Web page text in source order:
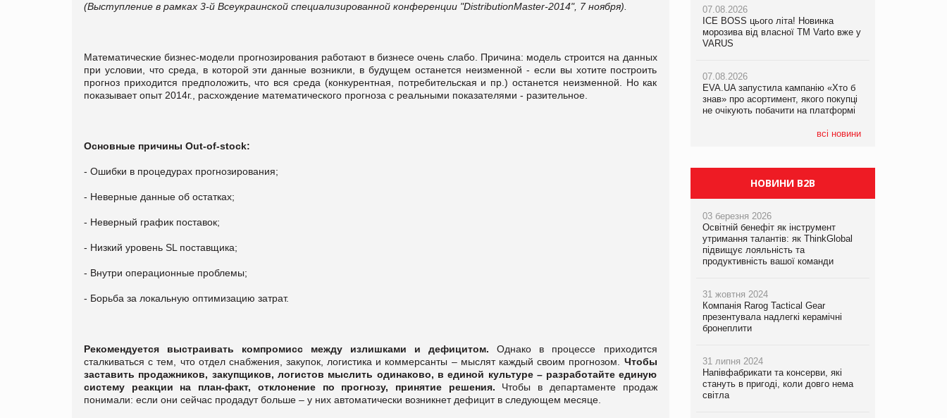
(Выступление в рамках 3-й Всеукраинской специализированной конференции "DistributionMaster-2014", 7 ноября).
Математические бизнес-модели прогнозирования работают в бизнесе очень слабо. Причина: модель строится на данных
при условии, что среда, в которой эти данные возникли, в будущем останется неизменной - если вы хотите построить
прогноз приходится предположить, что вся среда (конкурентная, потребительская и пр.) останется неизменной. Но как
показывает опыт 2014г., расхождение математического прогноза с реальными показателями - разительное.
Основные причины Оut-of-stock:
- Ошибки в процедурах прогнозирования;
- Неверные данные об остатках;
- Неверный график поставок;
- Низкий уровень SL поставщика;
- Внутри операционные проблемы;
- Борьба за локальную оптимизацию затрат.
Рекомендуется выстраивать компромисс между излишками и дефицитом. Однако в процессе приходится
сталкиваться с тем, что отдел снабжения, закупок, логистика и коммерсанты – мыслят каждый своим прогнозом. Чтобы
заставить продажников, закупщиков, логистов мыслить одинаково, в единой культуре – разработайте единую
систему реакции на план-факт, отклонение по прогнозу, принятие решения. Чтобы в департаменте продаж
понимали: если они сейчас продадут больше – у них автоматически возникнет дефицит в следующем месяце.
07.08.2026
ICE BOSS цього літа! Новинка
морозива від власної ТМ Varto вже у
VARUS
07.08.2026
EVA.UA запустила кампанію «Хто б
знав» про асортимент, якого покупці
не очікують побачити на платформі
всі новини
06.08.2026
Смачна новинка для хвостатих: у
VARUS з’явилися паучі Varto Paw
05.08.2026
Мережа супермаркетів VARUS купує
мережу магазинів формату
компанія налічуватиме 374 магазини
07.08.2026
Франція заборонила рекламні дзвінки
НОВИНИ B2B
03 березня 2026
Освітній бенефіт як інструмент
утримання талантів: як ThinkGlobal
підвищує лояльність та
продуктивність вашої команди
31 жовтня 2024
Компанія Rarog Tactical Gear
презентувала надлегкі керамічні
бронеплити
31 липня 2024
Напівфабрикати та консерви, які
стануть в пригоді, коли довго нема
світла